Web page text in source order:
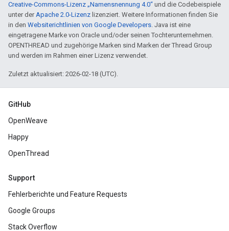
Creative-Commons-Lizenz „Namensnennung 4.0“ und die Codebeispiele
unter derApache 2.0-Lizenz lizenziert. Weitere Informationen finden Sie
in den Websiterichtlinien von Google Developers. Java ist eine
eingetragene Marke von Oracle und/oder seinen Tochterunternehmen.
OPENTHREAD und zugehörige Marken sind Marken der Thread Group
und werden im Rahmen einer Lizenz verwendet.
Zuletzt aktualisiert: 2026-02-18 (UTC).
GitHub
OpenWeave
Happy
OpenThread
Support
Fehlerberichte und Feature Requests
Google Groups
Stack Overflow